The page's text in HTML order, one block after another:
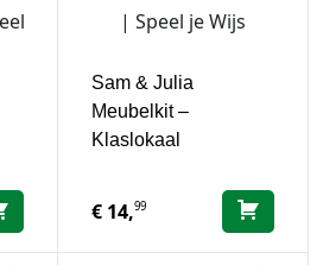
Sam & Julia
Meubelkit –
Klaslokaal
€14,99